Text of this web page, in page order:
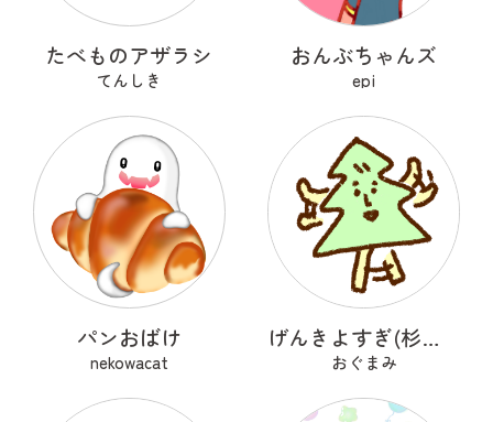
たべものアザラシ
てんしき
おんぶちゃんズ
epi
パンおばけ
nekowacat
げんきよすぎ(杉の木)
おぐまみ